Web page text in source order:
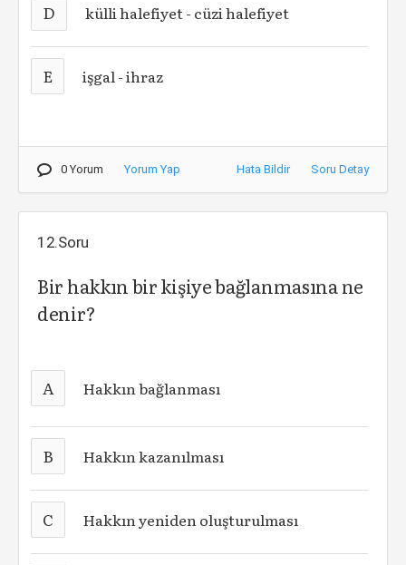
D külli halefiyet - cüzi halefiyet
E işgal - ihraz
0 Yorum Yorum Yap Hata Bildir Soru Detay
12.Soru
Bir hakkın bir kişiye bağlanmasına ne
denir?
A Hakkın bağlanması
B Hakkın kazanılması
C Hakkın yeniden oluşturulması